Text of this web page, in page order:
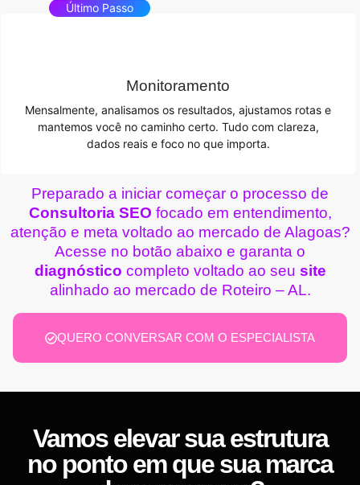
Último Passo
Monitoramento
Mensalmente, analisamos os resultados, ajustamos rotas e
mantemos você no caminho certo. Tudo com clareza,
dados reais e foco no que importa.
Preparado a iniciar começar o processo de
Consultoria SEO focado em entendimento,
atenção e meta voltado ao mercado de Alagoas?
Acesse no botão abaixo e garanta o
diagnóstico completo voltado ao seu site
alinhado ao mercado de Roteiro – AL.
QUERO CONVERSAR COM O ESPECIALISTA
Vamos elevar sua estrutura
no ponto em que sua marca